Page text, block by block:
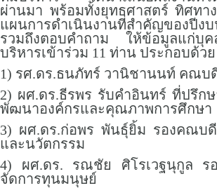
ผ่านมา พร้อมทั้งยุทธศาสตร์ ทิศทา
แผนการดำเนินงานที่สำคัญของปี
รวมถึงตอบคำถาม ให้ข้อมูลแก่บุ
บริหารเข้าร่วม 11 ท่าน ประกอบด้วย
1) รศ.ดร.ธนภัทร์ วานิชานนท์ คณบ
2) ผศ.ดร.ธีรพร รับคำอินทร์ ที่ปรึก
พัฒนาองค์กรและคุณภาพการศึกษา
3) ผศ.ดร.ก่อพร พันธุ์ยิ้ม รองคณบ
และนวัตกรรม
4) ผศ.ดร. รณชัย ศิโรเวฐนุกูล ร
จัดการทุนมนุษย์